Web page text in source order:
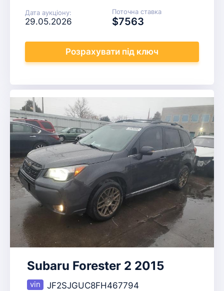
Дата аукціону:
29.05.2026
Поточна ставка
$7563
Розрахувати під ключ
Subaru Forester 2 2015
JF2SJGUC8FH467794